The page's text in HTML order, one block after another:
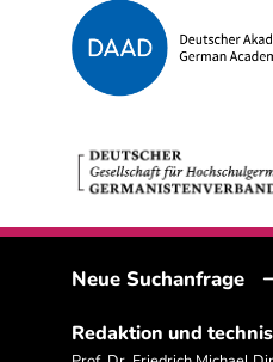
Neue Suchanfrage
Redaktion und